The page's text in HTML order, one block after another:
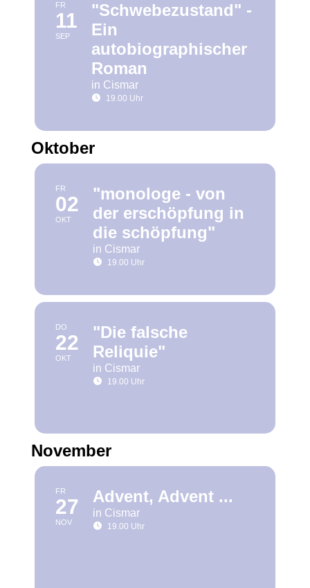
FR
11
SEP
"Schwebezustand" -
Ein
autobiographischer
Roman
in Cismar
19.00 Uhr
Oktober
FR
02
OKT
"monologe - von
der erschöpfung in
die schöpfung"
in Cismar
19.00 Uhr
DO
22
OKT
"Die falsche
Reliquie"
in Cismar
19.00 Uhr
November
FR
27
NOV
Advent, Advent ...
in Cismar
19.00 Uhr